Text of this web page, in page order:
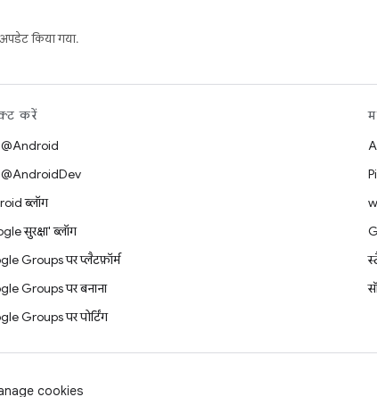
किया गया.
करें
@Android
@AndroidDev
ब्लॉग
सुरक्षा' ब्लॉग
Groups पर प्लैटफ़ॉर्म
Groups पर बनाना
Groups पर पोर्टिंग
cookies